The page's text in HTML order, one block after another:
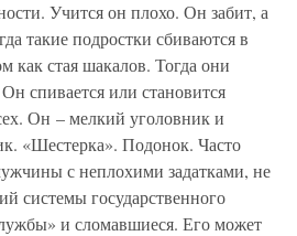
Учится он плохо. Он забит, а
такие подростки сбиваются в
как стая шакалов. Тогда они
спивается или становится
Он – мелкий уголовник и
«Шестерка». Подонок. Часто
с неплохими задатками, не
системы государственного
и сломавшиеся. Его может